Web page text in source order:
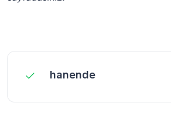
hanende